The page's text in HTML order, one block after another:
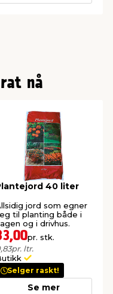
nå
40 liter
jord som egner
til planting både i
og i drivhus.
pr. stk.
pr. ltr.
Selger raskt!
Se mer